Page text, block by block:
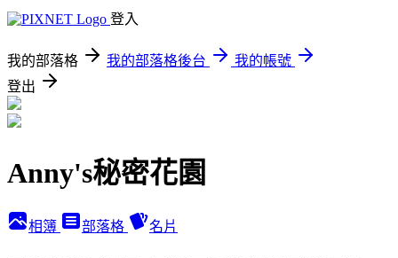
登入
我的部落格 我的部落格後台
我的帳號
登出
Anny's秘密花園
相簿 部落格 名片